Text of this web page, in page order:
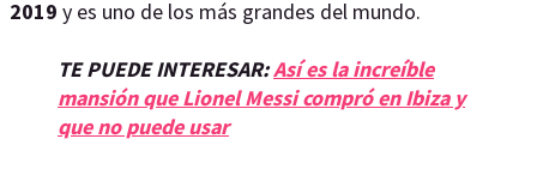
2019 y es uno de los más grandes del mundo.
TE PUEDE INTERESAR:Así es la increíble
mansión que Lionel Messi compró en Ibiza y
que no puede usar